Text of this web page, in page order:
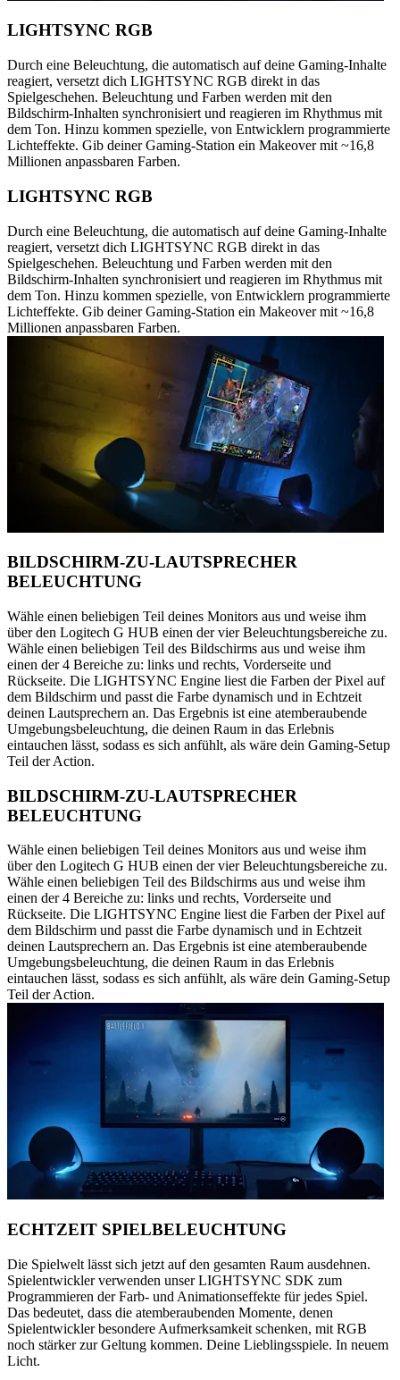
LIGHTSYNC RGB
Durch eine Beleuchtung, die automatisch auf deine Gaming-Inhalte
reagiert, versetzt dich LIGHTSYNC RGB direkt in das
Spielgeschehen. Beleuchtung und Farben werden mit den
Bildschirm-Inhalten synchronisiert und reagieren im Rhythmus mit
dem Ton. Hinzu kommen spezielle, von Entwicklern programmierte
Lichteffekte. Gib deiner Gaming-Station ein Makeover mit ~16,8
Millionen anpassbaren Farben.
LIGHTSYNC RGB
Durch eine Beleuchtung, die automatisch auf deine Gaming-Inhalte
reagiert, versetzt dich LIGHTSYNC RGB direkt in das
Spielgeschehen. Beleuchtung und Farben werden mit den
Bildschirm-Inhalten synchronisiert und reagieren im Rhythmus mit
dem Ton. Hinzu kommen spezielle, von Entwicklern programmierte
Lichteffekte. Gib deiner Gaming-Station ein Makeover mit ~16,8
Millionen anpassbaren Farben.
BILDSCHIRM-ZU-LAUTSPRECHER
BELEUCHTUNG
Wähle einen beliebigen Teil deines Monitors aus und weise ihm
über den Logitech G HUB einen der vier Beleuchtungsbereiche zu.
Wähle einen beliebigen Teil des Bildschirms aus und weise ihm
einen der 4 Bereiche zu: links und rechts, Vorderseite und
Rückseite. Die LIGHTSYNC Engine liest die Farben der Pixel auf
dem Bildschirm und passt die Farbe dynamisch und in Echtzeit
deinen Lautsprechern an. Das Ergebnis ist eine atemberaubende
Umgebungsbeleuchtung, die deinen Raum in das Erlebnis
eintauchen lässt, sodass es sich anfühlt, als wäre dein Gaming-Setup
Teil der Action.
BILDSCHIRM-ZU-LAUTSPRECHER
BELEUCHTUNG
Wähle einen beliebigen Teil deines Monitors aus und weise ihm
über den Logitech G HUB einen der vier Beleuchtungsbereiche zu.
Wähle einen beliebigen Teil des Bildschirms aus und weise ihm
einen der 4 Bereiche zu: links und rechts, Vorderseite und
Rückseite. Die LIGHTSYNC Engine liest die Farben der Pixel auf
dem Bildschirm und passt die Farbe dynamisch und in Echtzeit
deinen Lautsprechern an. Das Ergebnis ist eine atemberaubende
Umgebungsbeleuchtung, die deinen Raum in das Erlebnis
eintauchen lässt, sodass es sich anfühlt, als wäre dein Gaming-Setup
Teil der Action.
ECHTZEIT SPIELBELEUCHTUNG
Die Spielwelt lässt sich jetzt auf den gesamten Raum ausdehnen.
Spielentwickler verwenden unser LIGHTSYNC SDK zum
Programmieren der Farb- und Animationseffekte für jedes Spiel.
Das bedeutet, dass die atemberaubenden Momente, denen
Spielentwickler besondere Aufmerksamkeit schenken, mit RGB
noch stärker zur Geltung kommen. Deine Lieblingsspiele. In neuem
Licht.